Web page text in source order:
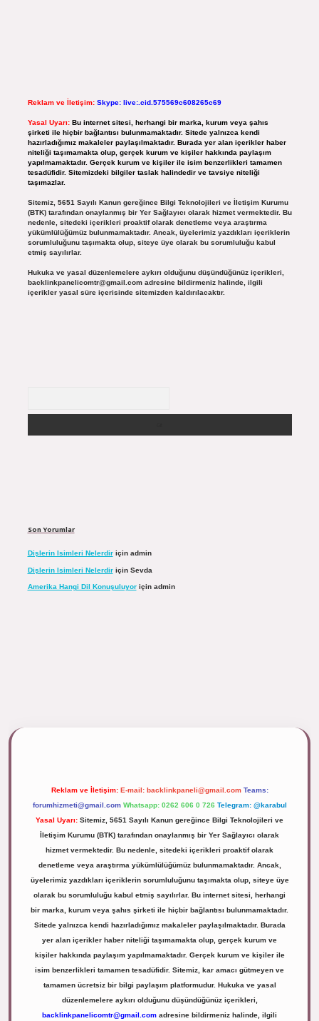
Reklam ve İletişim: Skype: live:.cid.575569c608265c69
Yasal Uyarı: Bu internet sitesi, herhangi bir marka, kurum veya şahıs
şirketi ile hiçbir bağlantısı bulunmamaktadır. Sitede yalnızca kendi
hazırladığımız makaleler paylaşılmaktadır. Burada yer alan içerikler haber
niteliği taşımamakta olup, gerçek kurum ve kişiler hakkında paylaşım
yapılmamaktadır. Gerçek kurum ve kişiler ile isim benzerlikleri tamamen
tesadüfidir. Sitemizdeki bilgiler taslak halindedir ve tavsiye niteliği
taşımazlar.
Sitemiz, 5651 Sayılı Kanun gereğince Bilgi Teknolojileri ve İletişim Kurumu
(BTK) tarafından onaylanmış bir Yer Sağlayıcı olarak hizmet vermektedir. Bu
nedenle, sitedeki içerikleri proaktif olarak denetleme veya araştırma
yükümlülüğümüz bulunmamaktadır. Ancak, üyelerimiz yazdıkları içeriklerin
sorumluluğunu taşımakta olup, siteye üye olarak bu sorumluluğu kabul
etmiş sayılırlar.
Hukuka ve yasal düzenlemelere aykırı olduğunu düşündüğünüz içerikleri,
backlinkpanelicomtr@gmail.comadresine bildirmeniz halinde, ilgili
içerikler yasal süre içerisinde sitemizden kaldırılacaktır.
Son Yorumlar
Dişlerin Isimleri Nelerdiriçin admin
Dişlerin Isimleri Nelerdiriçin Sevda
Amerika Hangi Dil Konuşuluyoriçin admin
Reklam ve İletişim: E-mail: backlinkpaneli@gmail.com Teams:
forumhizmeti@gmail.com Whatsapp: 0262 606 0 726 Telegram: @karabul
Yasal Uyarı: Sitemiz, 5651 Sayılı Kanun gereğince Bilgi Teknolojileri ve
İletişim Kurumu (BTK) tarafından onaylanmış bir Yer Sağlayıcı olarak
hizmet vermektedir. Bu nedenle, sitedeki içerikleri proaktif olarak
denetleme veya araştırma yükümlülüğümüz bulunmamaktadır. Ancak,
üyelerimiz yazdıkları içeriklerin sorumluluğunu taşımakta olup, siteye üye
olarak bu sorumluluğu kabul etmiş sayılırlar. Bu internet sitesi, herhangi
bir marka, kurum veya şahıs şirketi ile hiçbir bağlantısı bulunmamaktadır.
Sitede yalnızca kendi hazırladığımız makaleler paylaşılmaktadır. Burada
yer alan içerikler haber niteliği taşımamakta olup, gerçek kurum ve
kişiler hakkında paylaşım yapılmamaktadır. Gerçek kurum ve kişiler ile
isim benzerlikleri tamamen tesadüfidir. Sitemiz, kar amacı gütmeyen ve
tamamen ücretsiz bir bilgi paylaşım platformudur. Hukuka ve yasal
düzenlemelere aykırı olduğunu düşündüğünüz içerikleri,
backlinkpanelicomtr@gmail.com adresine bildirmeniz halinde, ilgili